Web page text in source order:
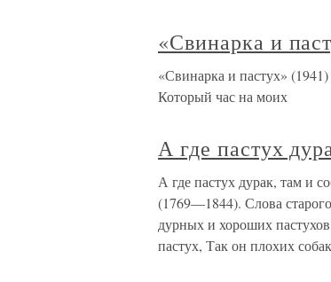
«Свинарка и
«Свинарка и пастух»
Который час на моих
А где пастух
А где пастух дурак, там и
(1769—1844). Слова
дурных и хороших
пастух, Так он плохих собак